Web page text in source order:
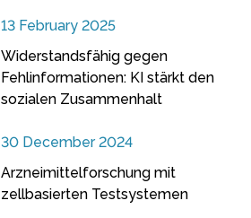
13 February 2025
Widerstandsfähig gegen
Fehlinformationen: KI stärkt den
sozialen Zusammenhalt
30 December 2024
Arzneimittelforschung mit
zellbasierten Testsystemen